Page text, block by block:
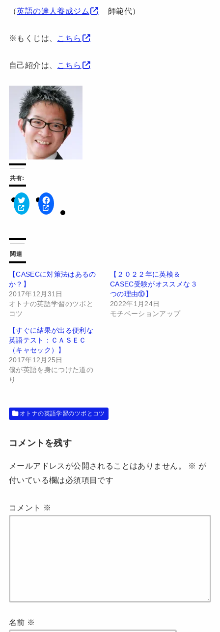
（英語の達人養成ジム 師範代）
※もくじは、 こちら
自己紹介は、 こちら
共有:
ク
リ
て
T
w
i
t
t
e
r
で
共
有
(
新
い
ウ
ィ
ン
ド
ウ
で
開
F
a
有
す
に
は
ク
リ
し
て
く
だ
さ
い
(
新
ン
ド
ウ
き
ま
関連
【CASECに対策法はあるの
か？】
2017年12月31日
オトナの英語学習のツボと
コツ
【２０２２年に英検＆
CASEC受験がオススメな３
つの理由⑩】
2022年1月24日
モチベーションアップ
【すぐに結果が出る便利な
英語テスト：ＣＡＳＥＣ
（キャセック）】
2017年12月25日
僕が英語を身につけた道の
り
オトナの英語学習のツボとコツ
コメントを残す
メールアドレスが公開されることはありません。 ※ が
付いている欄は必須項目です
コメント ※
名前 ※